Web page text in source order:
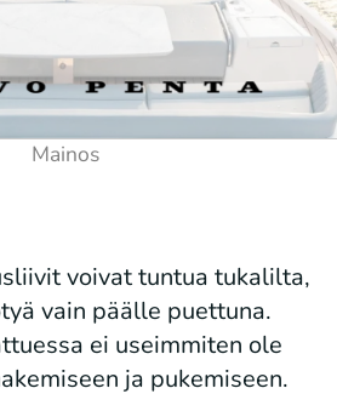
voivat tuntua tukalilta,
vain päälle puettuna.
ei useimmiten ole
ja pukemiseen.